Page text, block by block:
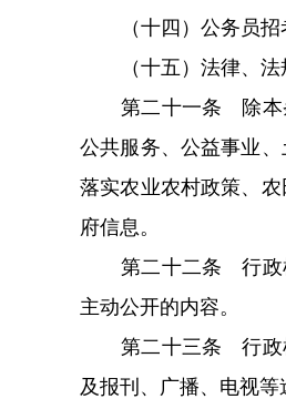
（十四）公务员
（十五）法律、
第二十一条 除本
公共服务、公益事业
落实农业农村政策、
府信息。
第二十二条 行政
主动公开的内容。
第二十三条 行政
及报刊、广播、电视等